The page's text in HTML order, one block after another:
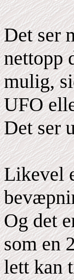
Det ser
nettopp
mulig,
UFO
Det ser
Likevel
Og det
som en
lett kan